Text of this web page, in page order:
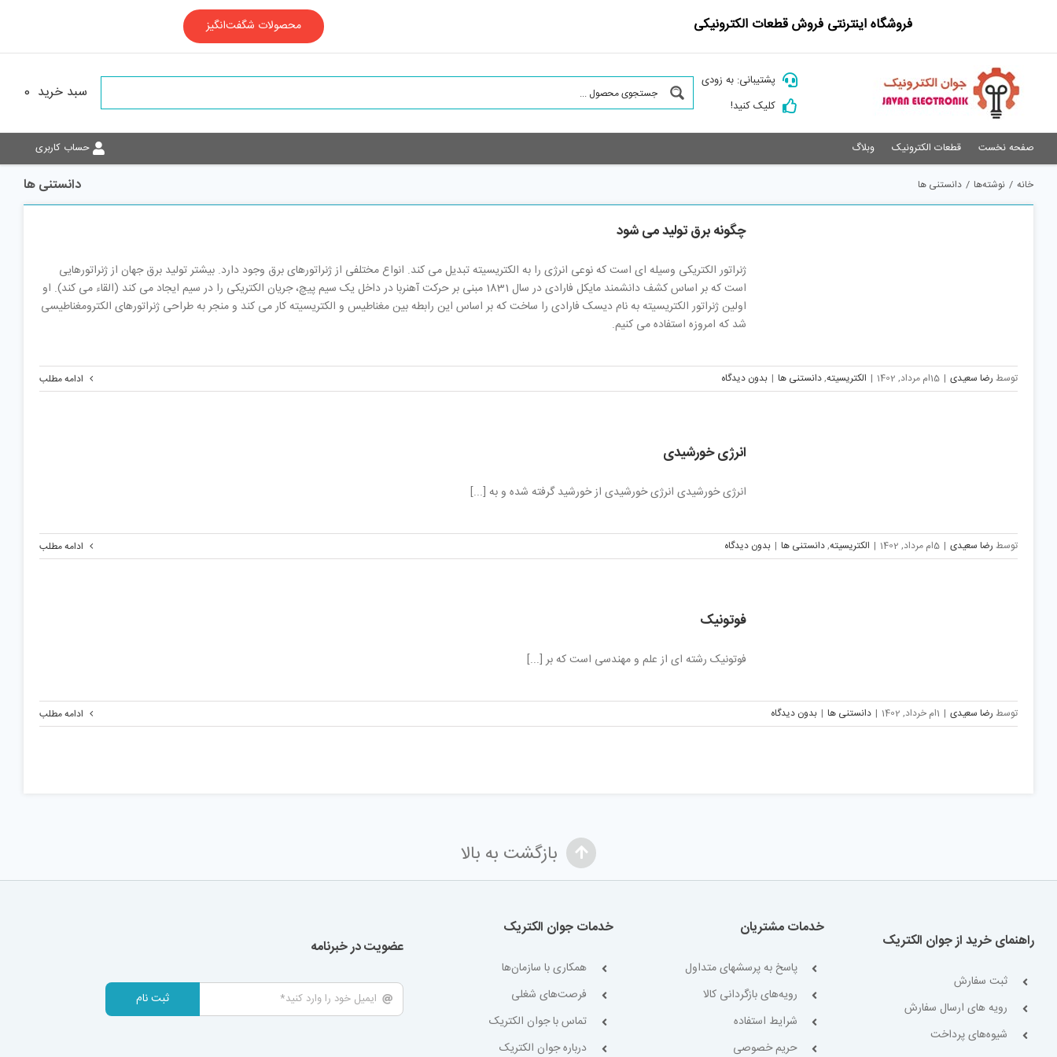
فروشگاه اینترنتی فروش قطعات الکترونیکی محصولات شگفت‌انگیز
پشتیبانی: به زودی
کلیک کنید!
سبد خرید 0
صفحه نخست قطعات الکترونیک وبلاگ حساب کاربری
دانستنی ها خانه / نوشته‌ها / دانستنی ها
چگونه برق تولید می شود
ژنراتور الکتریکی وسیله ای است که نوعی انرژی را به الکتریسیته تبدیل می کند. انواع مختلفی از ژنراتورهای برق وجود دارد. بیشتر تولید برق جهان از ژنراتورهایی
است که بر اساس کشف دانشمند مایکل فارادی در سال 1831 مبنی بر حرکت آهنربا در داخل یک سیم پیچ، جریان الکتریکی را در سیم ایجاد می کند (القاء می کند). او
اولین ژنراتور الکتریسیته به نام دیسک فارادی را ساخت که بر اساس این رابطه بین مغناطیس و الکتریسیته کار می کند و منجر به طراحی ژنراتورهای الکترومغناطیسی
شد که امروزه استفاده می کنیم.
توسط رضا سعیدی | 15ام مرداد, 1402 | الکتریسیته,دانستنی ها | بدون دیدگاه ادامه مطلب
انرژی خورشیدی
انرژی خورشیدی انرژی خورشیدی از خورشید گرفته شده و به [...]
توسط رضا سعیدی | 5ام مرداد, 1402 | الکتریسیته,دانستنی ها | بدون دیدگاه ادامه مطلب
فوتونیک
فوتونیک رشته ای از علم و مهندسی است که بر [...]
توسط رضا سعیدی | 1ام خرداد, 1402 | دانستنی ها | بدون دیدگاه ادامه مطلب
بازگشت به بالا
راهنمای خرید از جوان الکتریک
ثبت سفارش
رویه های ارسال سفارش
شیوه‌های پرداخت
خدمات مشتریان
پاسخ به پرسشهای متداول
رویه‌های بازگردانی کالا
شرایط استفاده
حریم خصوصی
خدمات جوان الکتریک
همکاری با سازمان‌ها
فرصت‌های شغلی
تماس با جوان الکتریک
درباره جوان الکتریک
عضویت در خبرنامه
ثبت نام